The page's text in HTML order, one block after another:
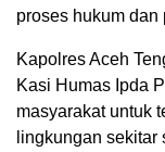
proses hukum
Kapolres Aceh
Kasi Humas Ipda
masyarakat untuk
lingkungan